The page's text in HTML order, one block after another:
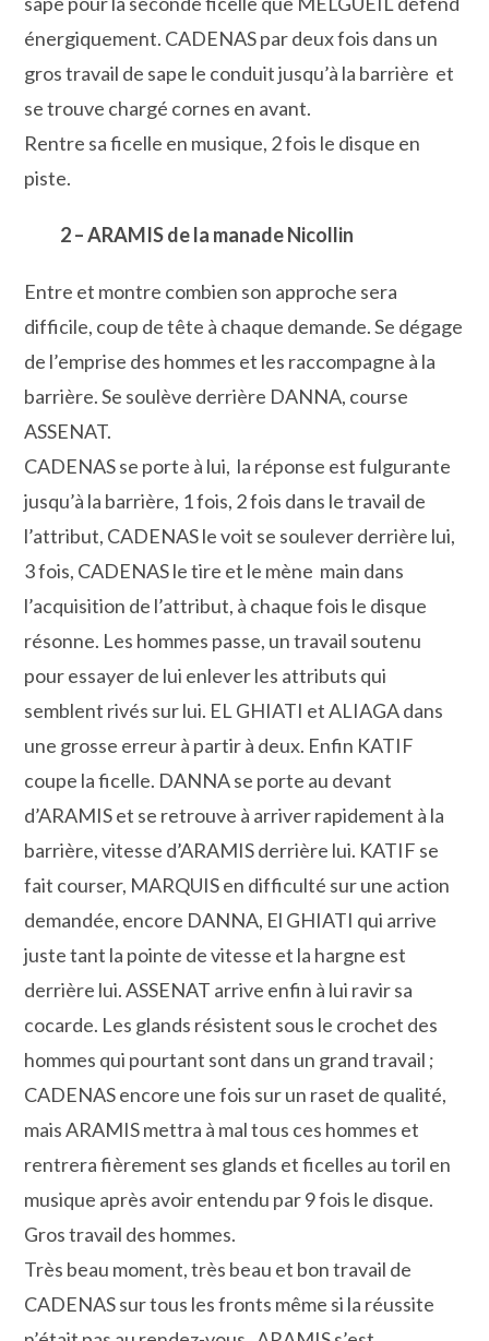
énergiquement. CADENAS par deux fois dans un
gros travail de sape le conduit jusqu’à la barrière et
se trouve chargé cornes en avant.
Rentre sa ficelle en musique, 2 fois le disque en
piste.
2 – ARAMIS de la manade Nicollin
Entre et montre combien son approche sera
difficile, coup de tête à chaque demande. Se dégage
de l’emprise des hommes et les raccompagne à la
barrière. Se soulève derrière DANNA, course
ASSENAT.
CADENAS se porte à lui, la réponse est fulgurante
jusqu’à la barrière, 1 fois, 2 fois dans le travail de
l’attribut, CADENAS le voit se soulever derrière lui,
3 fois, CADENAS le tire et le mène main dans
l’acquisition de l’attribut, à chaque fois le disque
résonne. Les hommes passe, un travail soutenu
pour essayer de lui enlever les attributs qui
semblent rivés sur lui. EL GHIATI et ALIAGA dans
une grosse erreur à partir à deux. Enfin KATIF
coupe la ficelle. DANNA se porte au devant
d’ARAMIS et se retrouve à arriver rapidement à la
barrière, vitesse d’ARAMIS derrière lui. KATIF se
fait courser, MARQUIS en difficulté sur une action
demandée, encore DANNA, El GHIATI qui arrive
juste tant la pointe de vitesse et la hargne est
derrière lui. ASSENAT arrive enfin à lui ravir sa
cocarde. Les glands résistent sous le crochet des
hommes qui pourtant sont dans un grand travail ;
CADENAS encore une fois sur un raset de qualité,
mais ARAMIS mettra à mal tous ces hommes et
rentrera fièrement ses glands et ficelles au toril en
musique après avoir entendu par 9 fois le disque.
Gros travail des hommes.
Très beau moment, très beau et bon travail de
CADENAS sur tous les fronts même si la réussite